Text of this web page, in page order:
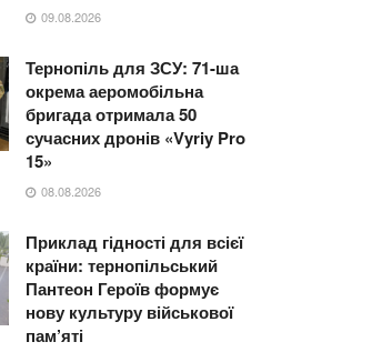
09.08.2026
Тернопіль для ЗСУ: 71-ша
окрема аеромобільна
бригада отримала 50
сучасних дронів «Vyriy Pro
15»
08.08.2026
Приклад гідності для всієї
країни: тернопільський
Пантеон Героїв формує
нову культуру військової
пам’яті